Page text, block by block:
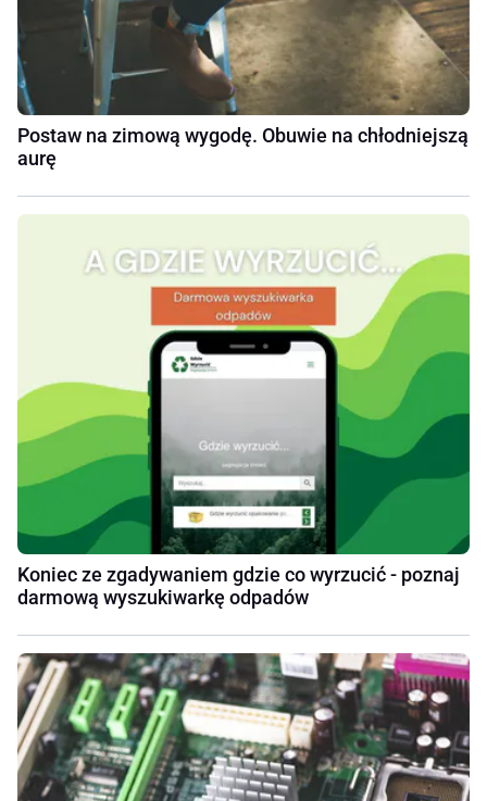
Postaw na zimową wygodę. Obuwie na chłodniejszą
aurę
Koniec ze zgadywaniem gdzie co wyrzucić - poznaj
darmową wyszukiwarkę odpadów